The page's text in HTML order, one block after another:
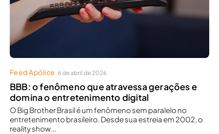
Feed Apólice 6 de abril de 2026
BBB: o fenômeno que atravessa gerações e
domina o entretenimento digital
O Big Brother Brasil é um fenômeno sem paralelo no
entretenimento brasileiro. Desde sua estreia em 2002, o
reality show...